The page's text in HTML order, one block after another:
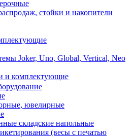
стойки и накопители
Joker, Uno, Global, Vertical, Neo
и комплектующие
ювелирные
складские напольные
(весы с печатью